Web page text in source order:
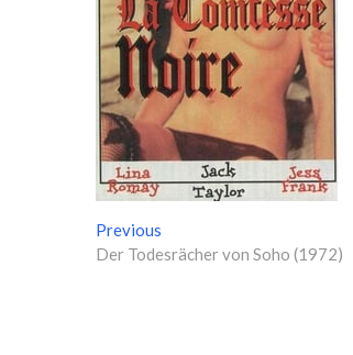
N
a
Previous
r
Der Todesrächer von Soho (1972)